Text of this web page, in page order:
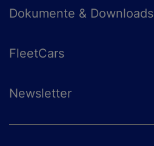
Dokumente & Downloads
FleetCars
Newsletter